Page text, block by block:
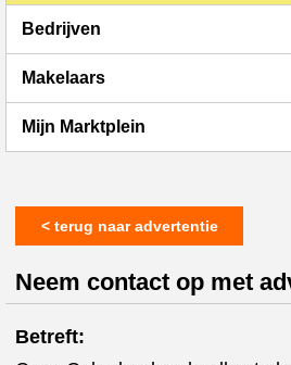
Bedrijven
Makelaars
Mijn Marktplein
< terug naar advertentie
Neem contact op met
Betreft: